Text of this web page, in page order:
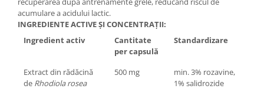
acumulare a acidului lactic.
INGREDIENTE ACTIVE ȘI CONCENTRAȚII:
Ingredient activ
Cantitate
per capsulă
Standardizare
Extract din rădăcină
de Rhodiola rosea
500 mg
min. 3% rozavine,
1% salidrozide